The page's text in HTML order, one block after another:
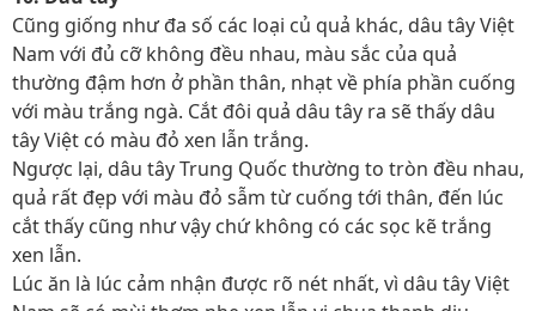
Cũng giống như đa số các loại củ quả khác, dâu tây Việt
Nam với đủ cỡ không đều nhau, màu sắc của quả
thường đậm hơn ở phần thân, nhạt về phía phần cuống
với màu trắng ngà. Cắt đôi quả dâu tây ra sẽ thấy dâu
tây Việt có màu đỏ xen lẫn trắng.
Ngược lại, dâu tây Trung Quốc thường to tròn đều nhau,
quả rất đẹp với màu đỏ sẫm từ cuống tới thân, đến lúc
cắt thấy cũng như vậy chứ không có các sọc kẽ trắng
xen lẫn.
Lúc ăn là lúc cảm nhận được rõ nét nhất, vì dâu tây Việt